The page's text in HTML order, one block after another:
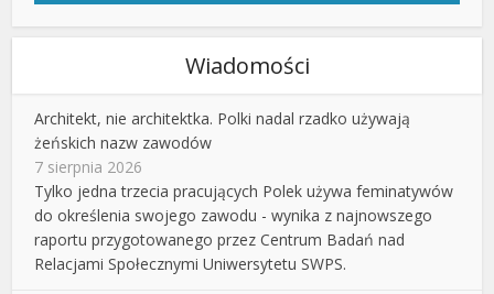
Wiadomości
Architekt, nie architektka. Polki nadal rzadko używają
żeńskich nazw zawodów
7 sierpnia 2026
Tylko jedna trzecia pracujących Polek używa feminatywów
do określenia swojego zawodu - wynika z najnowszego
raportu przygotowanego przez Centrum Badań nad
Relacjami Społecznymi Uniwersytetu SWPS.